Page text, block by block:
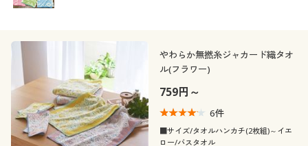
やわらか無撚糸ジャカード織タオ
ル(フラワー)
759円～
6件
■サイズ/タオルハンカチ(2枚組)～イエ
ロー/バスタオル